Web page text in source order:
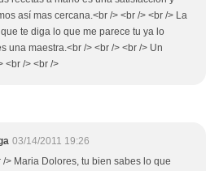
así mas cercana.<br /> <br /> <br /> La
te diga lo que me parece tu ya lo
una maestra.<br /> <br /> <br /> Un
<br /> <br />
03/14/2011 19:26
/> Maria Dolores, tu bien sabes lo que